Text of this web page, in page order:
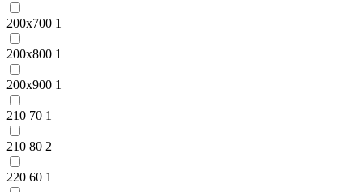
200x700 1
200x800 1
200x900 1
210 70 1
210 80 2
220 60 1